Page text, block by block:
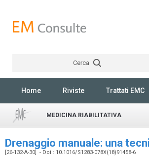
Cerca
Home Riviste Trattati EMC
MEDICINA RIABILITATIVA
Drenaggio manuale: una
[26-132-A-30] - Doi : 10.1016/S1283-078X(18)91458-6